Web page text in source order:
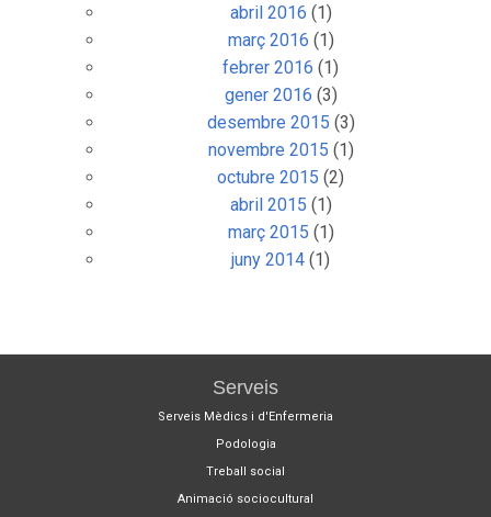
abril 2016 (1)
març 2016 (1)
febrer 2016 (1)
gener 2016 (3)
desembre 2015 (3)
novembre 2015 (1)
octubre 2015 (2)
abril 2015 (1)
març 2015 (1)
juny 2014 (1)
Serveis
Serveis Mèdics i d'Enfermeria
Podologia
Treball social
Animació sociocultural